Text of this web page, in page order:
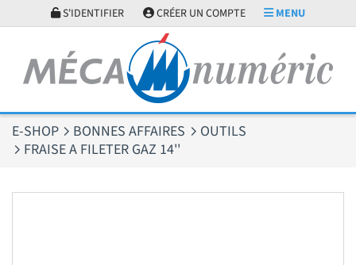
S'IDENTIFIER CRÉER UN COMPTE MENU
E-SHOP BONNES AFFAIRES
OUTILS
FRAISE A FILETER GAZ 14''
Panneau de gestion des cookies